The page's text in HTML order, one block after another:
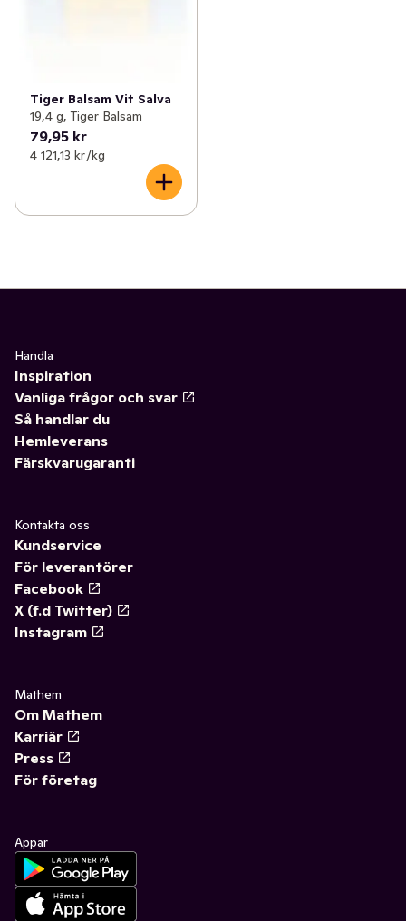
Tiger Balsam Vit Salva
19,4 g, Tiger Balsam
79,95 kr
4 121,13 kr /kg
Handla
Inspiration
Vanliga frågor och svar
Så handlar du
Hemleverans
Färskvarugaranti
Kontakta oss
Kundservice
För leverantörer
Facebook
X (f.d Twitter)
Instagram
Mathem
Om Mathem
Karriär
Press
För företag
Appar